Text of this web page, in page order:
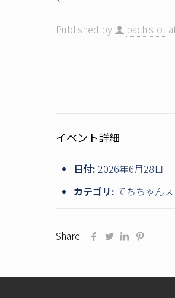
Published by pachislot
イベント詳細
日付: 2026年6月28日
カテゴリ: てちちゃん
Share